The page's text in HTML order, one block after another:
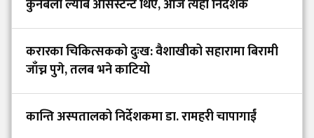
कुनैबेला ल्याब असिस्टेन्ट थिए, आज त्यहीँ निर्देशक
करारका चिकित्सकको दुःख: वैशाखीको सहारामा बिरामी
जाँच्न पुगे, तलब भने काटियो
कान्ति अस्पतालको निर्देशकमा डा. रामहरी चापागाईं